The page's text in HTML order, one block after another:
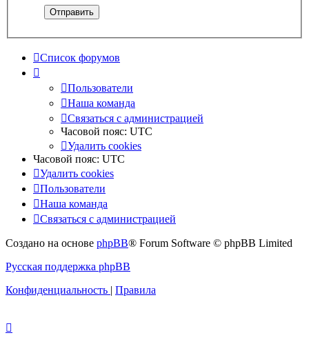
Список форумов
Пользователи
Наша команда
Связаться с администрацией
Часовой пояс: UTC
Удалить cookies
Часовой пояс: UTC
Удалить cookies
Пользователи
Наша команда
Связаться с администрацией
Создано на основе phpBB® Forum Software © phpBB Limited
Русская поддержка phpBB
Конфиденциальность | Правила